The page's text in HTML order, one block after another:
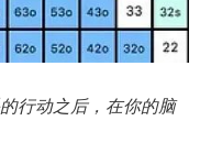
行动之后，在你的脑